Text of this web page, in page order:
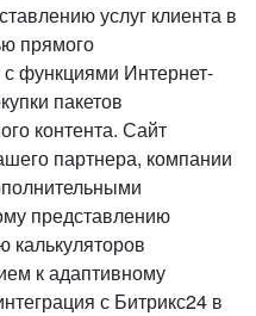
услуг клиента в
прямого
функциями Интернет-
пакетов
контента. Сайт
партнера, компании
представлению
калькуляторов
к адаптивному
с Битрикс24 в